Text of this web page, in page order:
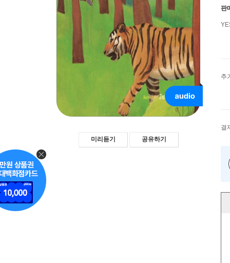
미리듣기 공유하기
판
추
결